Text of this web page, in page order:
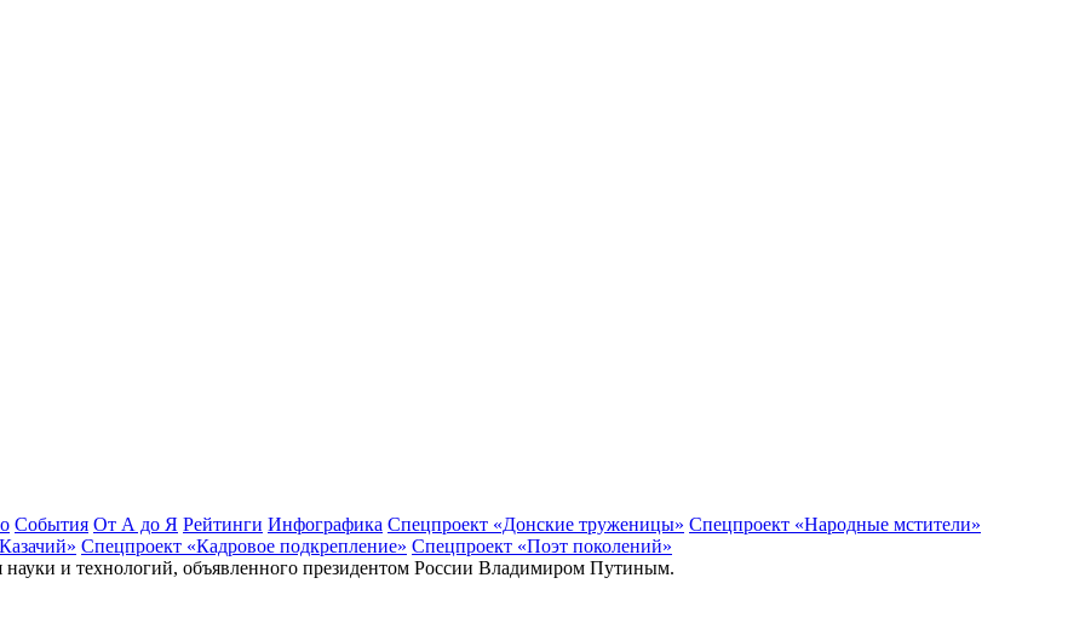
События От А до Я Рейтинги Инфографика Спецпроект «Донские труженицы» Спецпроект «Народные мстители»
Спецпроект «Кадровое подкрепление» Спецпроект «Поэт поколений»